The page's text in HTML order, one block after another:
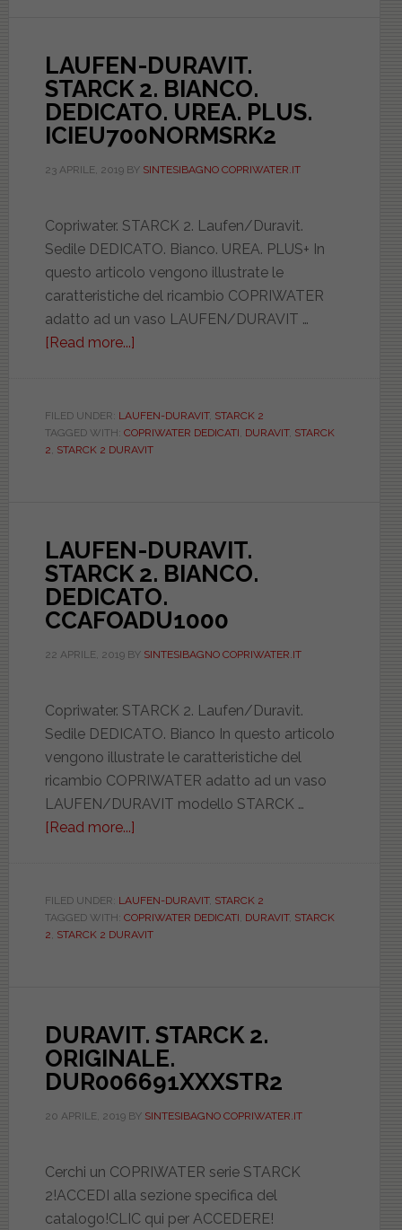
SOFT
CLOSE.
ICIEU700SOFTSRK2
LAUFEN-DURAVIT.
STARCK 2. BIANCO.
DEDICATO. UREA. PLUS.
ICIEU700NORMSRK2
23 APRILE, 2019BY SINTESIBAGNO COPRIWATER.IT
Copriwater. STARCK 2. Laufen/Duravit.
Sedile DEDICATO. Bianco. UREA. PLUS+ In
questo articolo vengono illustrate le
caratteristiche del ricambio COPRIWATER
adatto ad un vaso LAUFEN/DURAVIT …
[Read more...]
STARCK
2.
BIANCO.
ICIEU700NORMSRK2
FILED UNDER: LAUFEN-DURAVIT, STARCK 2
TAGGED WITH: COPRIWATER DEDICATI DURAVIT, STARCK
2 STARCK 2 DURAVIT
LAUFEN-DURAVIT.
STARCK 2. BIANCO.
DEDICATO.
CCAFOADU1000
22 APRILE, 2019BY SINTESIBAGNO COPRIWATER.IT
Copriwater. STARCK 2. Laufen/Duravit.
Sedile DEDICATO. Bianco In questo articolo
vengono illustrate le caratteristiche del
ricambio COPRIWATER adatto ad un vaso
LAUFEN/DURAVIT modello STARCK …
[Read more...]
STARCK
2.
BIANCO.
FILED UNDER: LAUFEN-DURAVIT, STARCK 2
TAGGED WITH: COPRIWATER DEDICATI DURAVIT, STARCK
2 STARCK 2 DURAVIT
DURAVIT. STARCK 2.
ORIGINALE.
DUR006691XXXSTR2
20 APRILE, 2019BY SINTESIBAGNO COPRIWATER.IT
Cerchi un COPRIWATER serie STARCK
2!ACCEDI alla sezione specifica del
catalogo!CLIC qui per ACCEDERE!